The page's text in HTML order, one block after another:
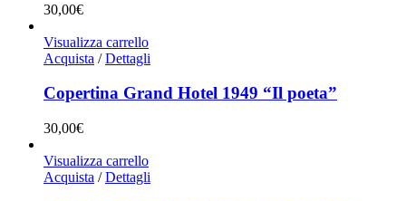
30,00€
Visualizza carrello
Acquista / Dettagli
Copertina Grand Hotel 1949 “Il poeta”
30,00€
Visualizza carrello
Acquista / Dettagli